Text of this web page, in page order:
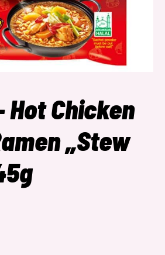
Hot Chicken
„Stew